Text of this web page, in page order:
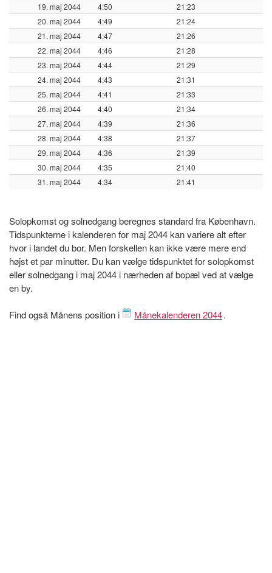
19. maj 2044
4:50
21:23
20. maj 2044
4:49
21:24
21. maj 2044
4:47
21:26
22. maj 2044
4:46
21:28
23. maj 2044
4:44
21:29
24. maj 2044
4:43
21:31
25. maj 2044
4:41
21:33
26. maj 2044
4:40
21:34
27. maj 2044
4:39
21:36
28. maj 2044
4:38
21:37
29. maj 2044
4:36
21:39
30. maj 2044
4:35
21:40
31. maj 2044
4:34 21:41
Solopkomst og solnedgang beregnes standard fra København.
Tidspunkterne i kalenderen for maj 2044 kan variere alt efter
hvor i landet du bor. Men forskellen kan ikke være mere end
højst et par minutter. Du kan vælge tidspunktet for solopkomst
eller solnedgang i maj 2044 i nærheden af bopæl ved at vælge
en by.
Find også Månens position i Månekalenderen 2044.